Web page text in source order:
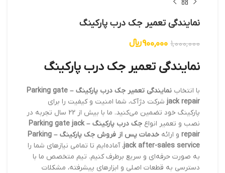
نمایندگی تعمیر جک درب پارکینگ
1,000,000
900,000﷼
نمایندگی تعمیر جک درب پارکینگ
با انتخاب
نمایندگی تعمیر جک درب پارکینگ – Parking gate
jack repair شرکت دژآک، شما امنیت و کیفیت را برای
پارکینگ خود تضمین می‌کنید. ما با بیش از 22 سال تجربه در
نصب و تعمیر انواع
جک درب پارکینگ – Parking gate jack
repair و ارائه
خدمات پس از فروش جک پارکینگ – Parking
jack after-sales service، آماده‌ایم تا تمامی نیازهای شما را
به صورت حرفه‌ای و سریع برطرف کنیم. تیم متخصص ما با
دسترسی به قطعات اصلی و ابزارهای پیشرفته، مشکلات